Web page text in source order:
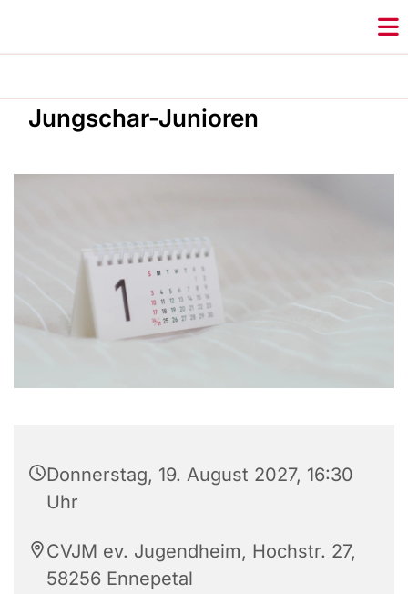
Jungschar-Junioren
Donnerstag, 19. August 2027, 16:30
Uhr
CVJM ev. Jugendheim, Hochstr. 27,
58256 Ennepetal